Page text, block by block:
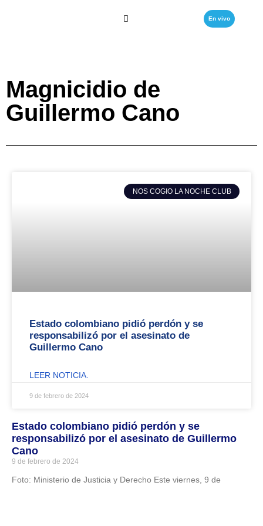
En vivo
Magnicidio de
Guillermo Cano
NOS COGIO LA NOCHE CLUB
Estado colombiano pidió perdón y se
responsabilizó por el asesinato de
Guillermo Cano
LEER NOTICIA.
9 de febrero de 2024
Estado colombiano pidió perdón y se
responsabilizó por el asesinato de Guillermo
Cano
9 de febrero de 2024
Foto: Ministerio de Justicia y Derecho Este viernes, 9 de